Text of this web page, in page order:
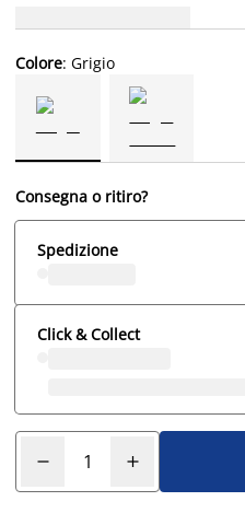
Colore: Grigio
Consegna o ritiro?
Spedizione
Click & Collect